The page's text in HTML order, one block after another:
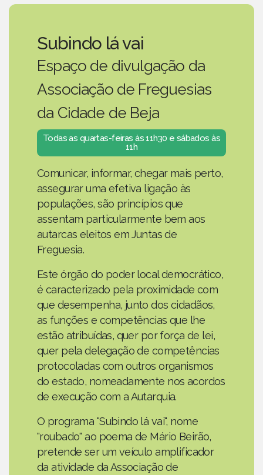
Subindo lá vai
Espaço de divulgação da
Associação de Freguesias
da Cidade de Beja
Todas as quartas-feiras às 11h30 e sábados às
11h
Comunicar, informar, chegar mais perto,
assegurar uma efetiva ligação às
populações, são princípios que
assentam particularmente bem aos
autarcas eleitos em Juntas de
Freguesia.
Este órgão do poder local democrático,
é caracterizado pela proximidade com
que desempenha, junto dos cidadãos,
as funções e competências que lhe
estão atribuídas, quer por força de lei,
quer pela delegação de competências
protocoladas com outros organismos
do estado, nomeadamente nos acordos
de execução com a Autarquia.
O programa "Subindo lá vai", nome
"roubado" ao poema de Mário Beirão,
pretende ser um veículo amplificador
da atividade da Associação de